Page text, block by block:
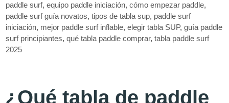
paddle surf, equipo paddle iniciación, cómo empezar paddle,
paddle surf guía novatos, tipos de tabla sup, paddle surf
iniciación, mejor paddle surf inflable, elegir tabla SUP, guía paddle
surf principiantes, qué tabla paddle comprar, tabla paddle surf
2025
¿Qué tabla de paddle